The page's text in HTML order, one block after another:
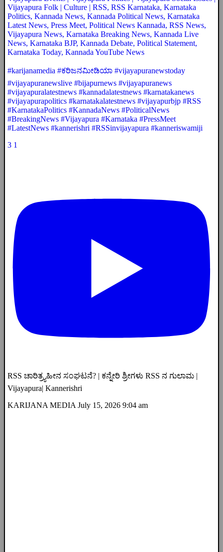
Vijayapura Folk | Culture | RSS, RSS Karnataka, Karnataka
Politics, Kannada News, Kannada Political News, Karnataka
Latest News, Press Meet, Political News Kannada, RSS News,
Vijayapura News, Karnataka Breaking News, Kannada Live
News, Karnataka BJP, Kannada Debate, Political Statement,
Karnataka Today, Kannada YouTube News
#karijanamedia #ಕರಿಜನಮೀಡಿಯಾ #vijayapuranewstoday
#vijayapuranewslive #bijapurnews #vijayapuranews
#vijayapuralatestnews #kannadalatestnews #karnatakanews
#vijayapurapolitics #karnatakalatestnews #vijayapurbjp #RSS
#KarnatakaPolitics #KannadaNews #PoliticalNews
#BreakingNews #Vijayapura #Karnataka #PressMeet
#LatestNews #kannerishri #RSSinvijayapura #kanneriswamiji
3 1
RSS ಚಾರಿತ್ರ್ಯಹೀನ ಸಂಘಟನೆ? | ಕನ್ನೇರಿ ಶ್ರೀಗಳು RSS ನ ಗುಲಾಮ |
Vijayapura| Kannerishri
KARIJANA MEDIA July 15, 2026 9:04 am